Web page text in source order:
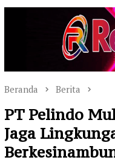
Beranda Berita
PT Pelindo
Jaga